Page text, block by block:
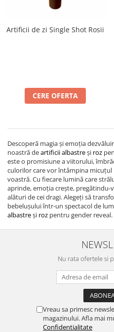
Artificii de zi Single Shot Rosii
CERE OFERTA
Descoperă magia și emoția
noastră deartificii albastreși roz
este o promisiune a viitorului,
culorilor care vor întâmpina
voastră. Cu fiecare lumină care
aprinde, emoția crește,
alături de cei dragi. Alegeți să
bebelușului într-un spectacol de
albastreși roz pentru gender reveal.
Nu rata ofertele si
Vreau sa primesc
magazinului. Afla mai
Confidentialitate